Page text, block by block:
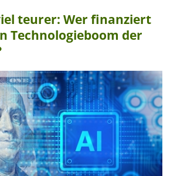
teurer: Wer finanziert
Technologieboom der